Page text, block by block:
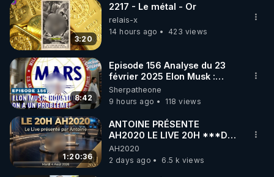
3:20
2217 - Le métal - Or
relais-x
14 hours ago
423 views
8:42
Episode 156 Analyse du 23
février 2025 Elon Musk :
Houston , on a un problème !
Sherpatheone
9 hours ago
118 views
1:20:36
ANTOINE PRÉSENTE
AH2020 LE LIVE 20H ***DU
04/08/2026*** 📷LE
GRAND RÉVEIL EST EN
MARCHE 📷
AH2020
2 days ago
6.5 k views